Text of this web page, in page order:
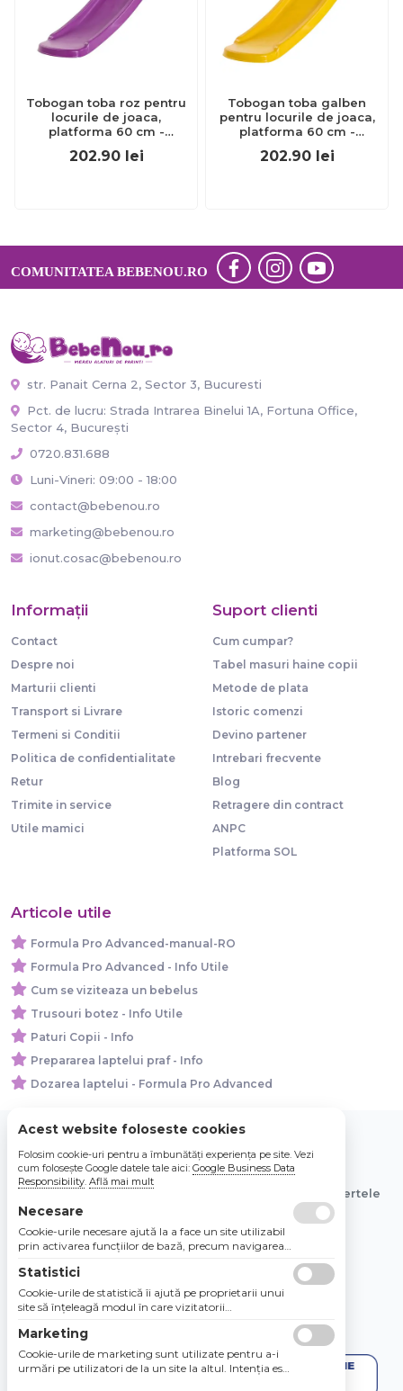
Tobogan toba roz pentru
locurile de joaca,
platforma 60 cm -
okekbt417.006.010.001
202.90 lei
Tobogan toba galben
pentru locurile de joaca,
platforma 60 cm -
okekbt417.006.003.001
202.90 lei
COMUNITATEA BEBENOU.RO
str. Panait Cerna 2, Sector 3, Bucuresti
Pct. de lucru: Strada Intrarea Binelui 1A, Fortuna Office,
Sector 4, București
0720.831.688
Luni-Vineri: 09:00 - 18:00
contact@bebenou.ro
marketing@bebenou.ro
ionut.cosac@bebenou.ro
Informaţii
Contact
Despre noi
Marturii clienti
Transport si Livrare
Termeni si Conditii
Politica de confidentialitate
Retur
Trimite in service
Utile mamici
Suport clienti
Cum cumpar?
Tabel masuri haine copii
Metode de plata
Istoric comenzi
Devino partener
Intrebari frecvente
Blog
Retragere din contract
ANPC
Platforma SOL
Articole utile
Formula Pro Advanced-manual-RO
Formula Pro Advanced - Info Utile
Cum se viziteaza un bebelus
Trusouri botez - Info Utile
Paturi Copii - Info
Prepararea laptelui praf - Info
Dozarea laptelui - Formula Pro Advanced
© 2026 Bebe Nou Online Store SRL
Toate preturile sunt exprimate in lei si includ tva. Ofertele
sunt valabile in limita stocului disponibil.
Acest website foloseste cookies
Folosim cookie-uri pentru a îmbunătăți experiența pe site. Vezi
cum folosește Google datele tale aici: Google Business Data
Responsibility. Află mai mult
Necesare
Cookie-urile necesare ajută la a face un site utilizabil
prin activarea funcţiilor de bază, precum navigarea
Site-ul nu poate funcţiona corespunzător fără aceste
cookie-uri.
Statistici
Cookie-urile de statistică îi ajută pe proprietarii unui
site să înţeleagă modul în care vizitatorii
raportarea informaţiilor în mod anonim.
Marketing
Cookie-urile de marketing sunt utilizate pentru a-i
urmări pe utilizatori de la un site la altul. Intenţia este